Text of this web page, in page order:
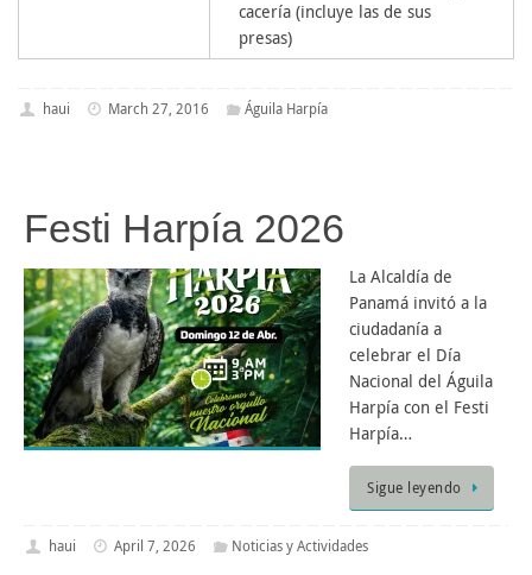
cacería (incluye las de sus
presas)
haui March 27, 2016 Águila Harpía
Festi Harpía 2026
La Alcaldía de
Panamá invitó a la
ciudadanía a
celebrar el Día
Nacional del Águila
Harpía con el Festi
Harpía…
Sigue leyendo
haui April 7, 2026 Noticias y Actividades